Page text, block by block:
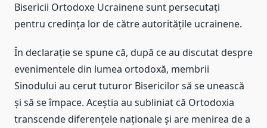
Bisericii Ortodoxe Ucrainene sunt persecutați
pentru credința lor de către autoritățile ucrainene.
În declarație se spune că, după ce au discutat despre
evenimentele din lumea ortodoxă, membrii
Sinodului au cerut tuturor Bisericilor să se unească
și să se împace. Aceștia au subliniat că Ortodoxia
transcende diferențele naționale și are menirea de a